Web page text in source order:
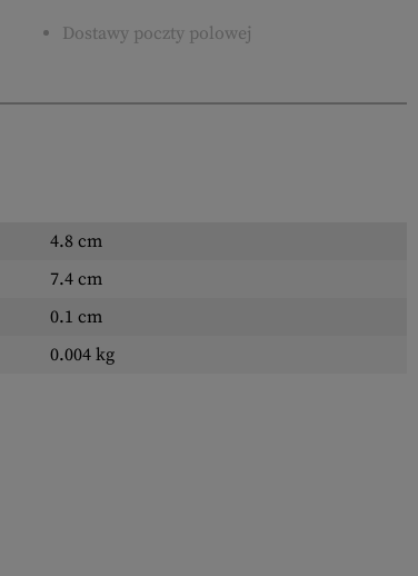
Dostawy poczty polowej
4.8 cm
7.4 cm
0.1 cm
0.004 kg